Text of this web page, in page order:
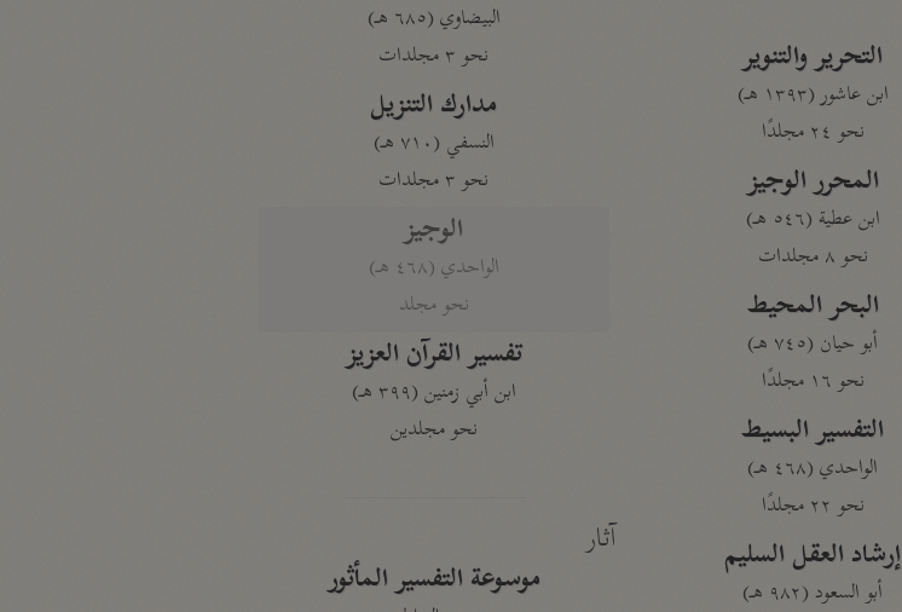
التحرير والتنوير
ابن عاشور (١٣٩٣ هـ)
نحو ٢٤ مجلدًا
المحرر الوجيز
ابن عطية (٥٤٦ هـ)
نحو ٨ مجلدات
البحر المحيط
أبو حيان (٧٤٥ هـ)
نحو ١٦ مجلدًا
التفسير البسيط
الواحدي (٤٦٨ هـ)
نحو ٢٢ مجلدًا
إرشاد العقل السليم
أبو السعود (٩٨٢ هـ)
البيضاوي (٦٨٥ هـ)
نحو ٣ مجلدات
مدارك التنزيل
النسفي (٧١٠ هـ)
نحو ٣ مجلدات
الوجيز
الواحدي (٤٦٨ هـ)
نحو مجلد
تفسير القرآن العزيز
ابن أبي زمنين (٣٩٩ هـ)
نحو مجلدين
آثار
موسوعة التفسير المأثور